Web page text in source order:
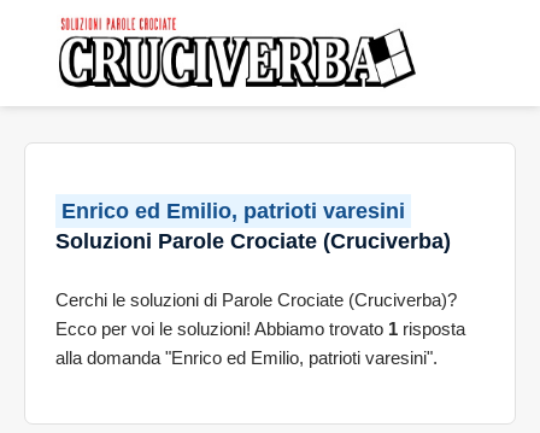
Enrico ed Emilio, patrioti varesini
Soluzioni Parole Crociate (Cruciverba)
Cerchi le soluzioni di Parole Crociate (Cruciverba)?
Ecco per voi le soluzioni! Abbiamo trovato 1 risposta
alla domanda "Enrico ed Emilio, patrioti varesini".